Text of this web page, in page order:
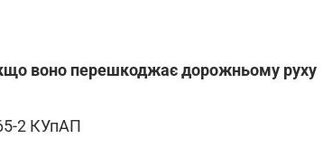
воно перешкоджає дорожньому руху
2 КУпАП